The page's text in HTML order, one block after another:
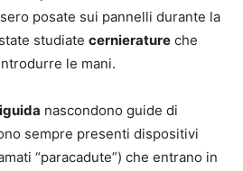
posate sui pannelli durante la
studiate cernierature che
le mani.
nascondono guide di
sempre presenti dispositivi
“paracadute”) che entrano in